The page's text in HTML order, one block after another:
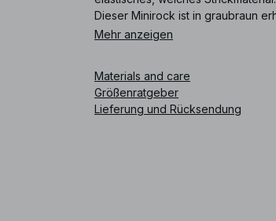
Dieser Minirock ist in graubraun
Mehr anzeigen
Materials and care
Größenratgeber
Lieferung und Rücksendung